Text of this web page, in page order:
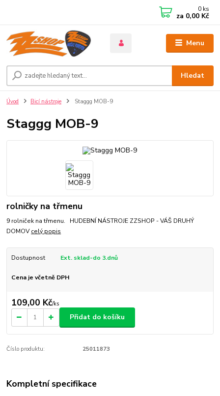
Menu
Hledat
0 ks
za 0,00 Kč
Úvod Bicí nástroje Staggg MOB-9
Staggg MOB-9
rolničky na třmenu
9 rolniček na třmenu. HUDEBNÍ NÁSTROJE ZZSHOP - VÁŠ DRUHÝ
DOMOVcelý popis
Dostupnost Ext. sklad-do 3.dnů
Cena je včetně DPH
109,00 Kč/ks
Přidat do košíku
Číslo produktu: 25011873
Kompletní specifikace